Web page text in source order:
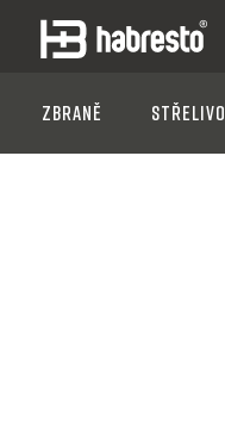
obsah
Zbraně Střelivo